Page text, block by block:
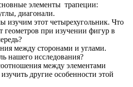
элементы трапеции:
диагонали.
изучим этот четырехугольник. Что
геометров при изучении фигур в
между сторонами и углами.
нашего исследования?
между элементами
другие особенности этой